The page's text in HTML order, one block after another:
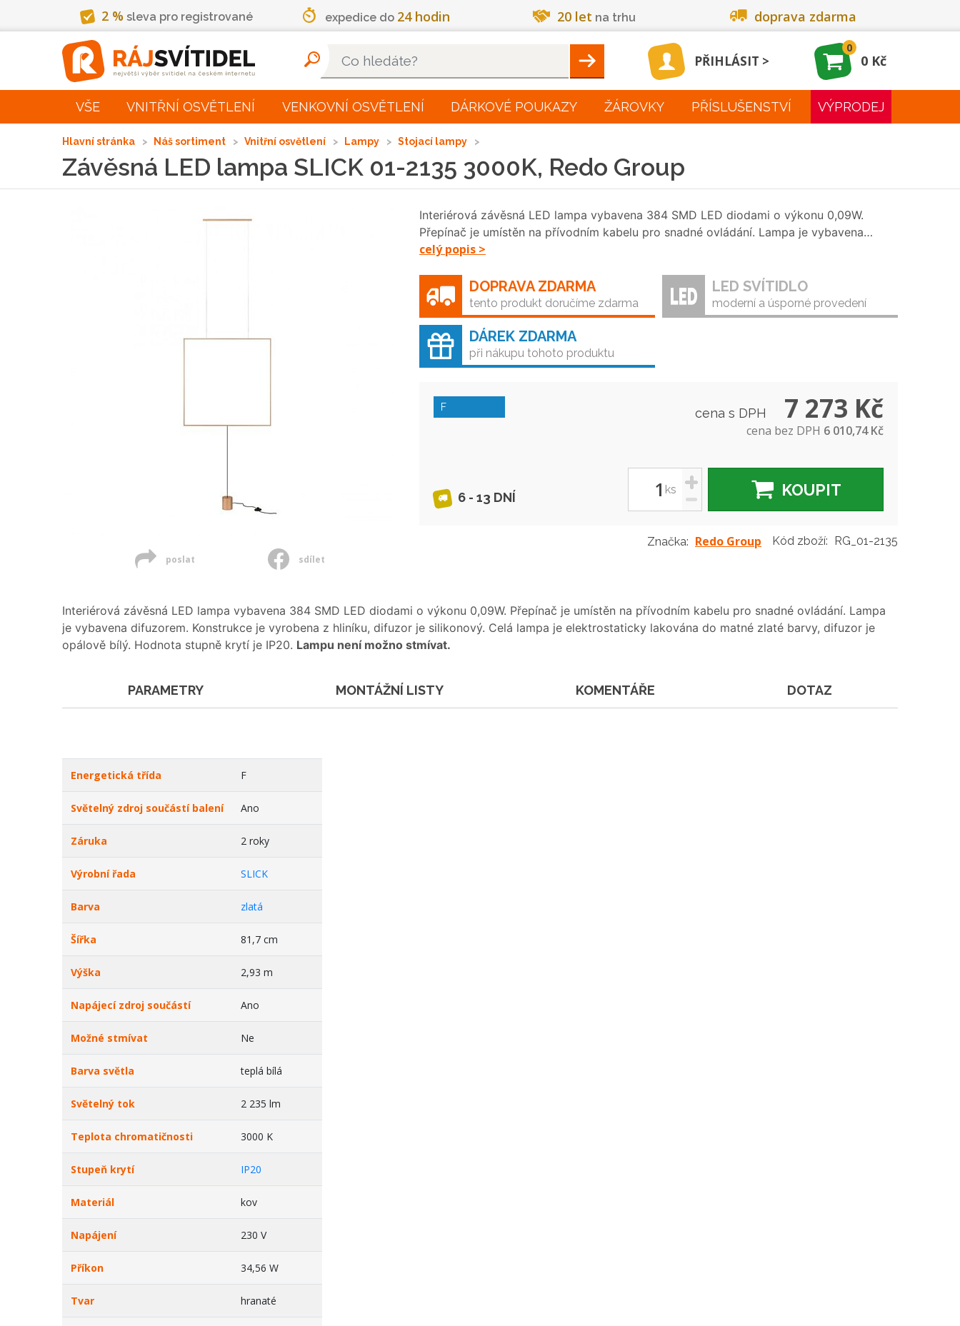
2 % sleva pro registrované expedice do 24 hodin 20 let na trhu doprava zdarma
Hleadat PŘIHLÁSIT
0
0 Kč
VŠE VNITŘNÍ OSVĚTLENÍ VENKOVNÍ OSVĚTLENÍ DÁRKOVÉ POUKAZY ŽÁROVKY PŘÍSLUŠENSTVÍ VÝPRODEJ
Hlavní stránka Náš sortiment Vnitřní osvětlení Lampy Stojací lampy
Závěsná LED lampa SLICK 01-2135 3000K, Redo Group
poslat sdílet
Interiérová závěsná LED lampa vybavena 384 SMD LED diodami o výkonu 0,09W.
Přepínač je umístěn na přívodním kabelu pro snadné ovládání. Lampa je vybavena…
celý popis >
DOPRAVA ZDARMA
tento produkt doručíme zdarma
LED SVÍTIDLO
moderní a úsporné provedení
DÁREK ZDARMA
při nákupu tohoto produktu
F
6 - 13 DNÍ
cena s DPH 7 273 Kč
cena bez DPH 6 010,74 Kč
ks
+
-
KOUPIT
Značka: Redo Group Kód zboží: RG_01-2135
Interiérová závěsná LED lampa vybavena 384 SMD LED diodami o výkonu 0,09W. Přepínač je umístěn na přívodním kabelu pro snadné ovládání. Lampa
je vybavena difuzorem. Konstrukce je vyrobena z hliníku, difuzor je silikonový. Celá lampa je elektrostaticky lakována do matné zlaté barvy, difuzor je
opálově bílý. Hodnota stupně krytí je IP20. Lampu není možno stmívat.
PARAMETRY MONTÁŽNÍ LISTY KOMENTÁŘE DOTAZ
Energetická třída F
Světelný zdroj součástí balení Ano
Záruka 2 roky
Výrobní řada SLICK
Barva zlatá
Šířka 81,7 cm
Výška 2,93 m
Napájecí zdroj součástí Ano
Možné stmívat Ne
Barva světla teplá bílá
Světelný tok 2 235 lm
Teplota chromatičnosti 3000 K
Stupeň krytí IP20
Materiál kov
Napájení 230 V
Příkon 34,56 W
Tvar hranaté